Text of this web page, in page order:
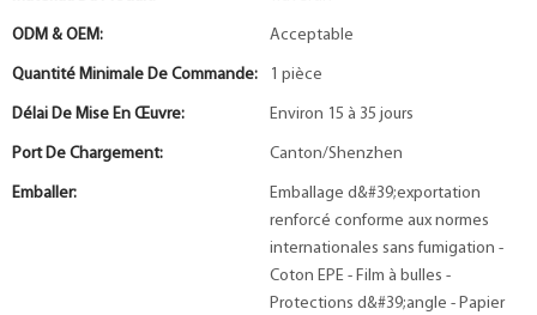
ODM & OEM: Acceptable
Quantité Minimale De Commande: 1 pièce
Délai De Mise En Œuvre: Environ 15 à 35 jours
Port De Chargement: Canton/Shenzhen
Emballer:
Emballage d&#39;exportation
renforcé conforme aux normes
internationales sans fumigation -
Coton EPE - Film à bulles -
Protections d&#39;angle - Papier